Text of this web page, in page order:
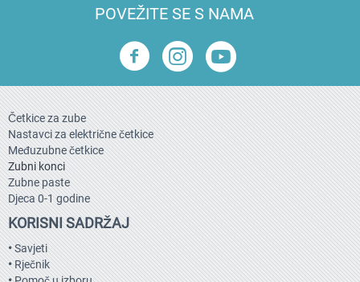
POVEŽITE SE S NAMA
Četkice za zube
Nastavci za električne četkice
Međuzubne četkice
Zubni konci
Zubne paste
Djeca 0-1 godine
KORISNI SADRŽAJ
•Savjeti
•Rječnik